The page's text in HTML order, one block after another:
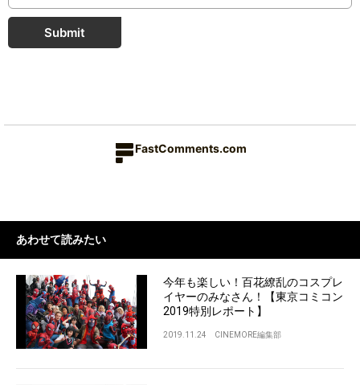
Submit
FastComments.com
あわせて読みたい
今年も楽しい！百花繚乱のコスプレ
イヤーのみなさん！【東京コミコン
2019特別レポート】
2019.11.24 CINEMORE編集部